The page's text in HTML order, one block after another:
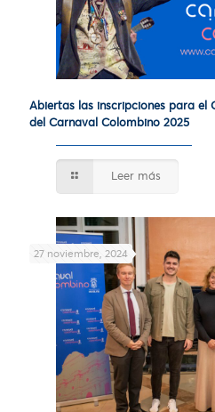
Abiertas las inscripciones para el
del Carnaval Colombino 2025
Leer más
27 noviembre, 2024